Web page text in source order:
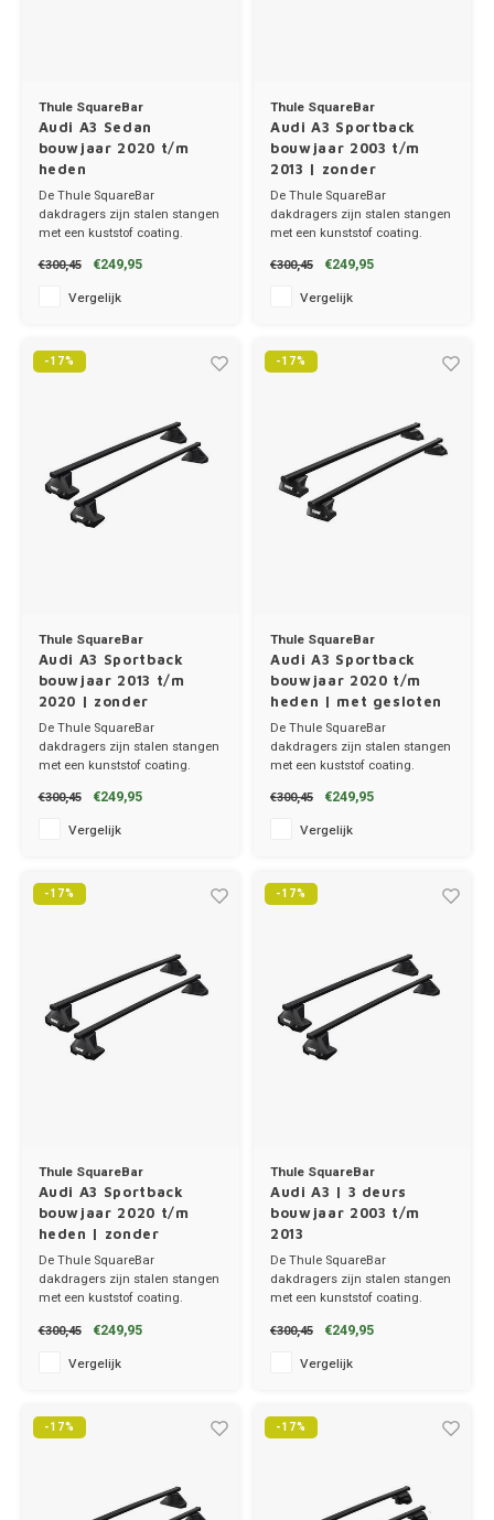
Thule SquareBar
Audi A3 Sedan
bouwjaar 2020 t/m
heden
De Thule SquareBar
dakdragers zijn stalen stangen
met een kuststof coating.
✔ stang breedte 3.2cm
€300,45 €249,95
Vergelijk
Thule SquareBar
Audi A3 Sportback
bouwjaar 2003 t/m
2013 | zonder
dakrailing
De Thule SquareBar
dakdragers zijn stalen stangen
met een kunststof coating.
✔ stang breedte 3.2cm
€300,45 €249,95
Vergelijk
-17%
Thule SquareBar
Audi A3 Sportback
bouwjaar 2013 t/m
2020 | zonder
dakrailing
De Thule SquareBar
dakdragers zijn stalen stangen
met een kunststof coating.
✔ stang breedte 3.2cm
€300,45 €249,95
Vergelijk
-17%
Thule SquareBar
Audi A3 Sportback
bouwjaar 2020 t/m
heden | met gesloten
dakrailing
De Thule SquareBar
dakdragers zijn stalen stangen
met een kuststof coating.
✔ stang breedte 3.2cm
€300,45 €249,95
Vergelijk
-17%
Thule SquareBar
Audi A3 Sportback
bouwjaar 2020 t/m
heden | zonder
dakrailing
De Thule SquareBar
dakdragers zijn stalen stangen
met een kuststof coating.
✔ stang breedte 3.2cm
€300,45 €249,95
Vergelijk
-17%
Thule SquareBar
Audi A3 | 3 deurs
bouwjaar 2003 t/m
2013
De Thule SquareBar
dakdragers zijn stalen stangen
met een kunststof coating.
✔ stang breedte 3.2cm
€300,45 €249,95
Vergelijk
-17% -17%